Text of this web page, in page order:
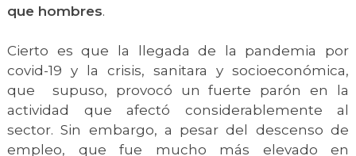
que hombres.
Cierto es que la llegada de la pandemia por
covid-19 y la crisis, sanitara y socioeconómica,
que supuso, provocó un fuerte parón en la
actividad que afectó considerablemente al
sector. Sin embargo, a pesar del descenso de
empleo, que fue mucho más elevado en